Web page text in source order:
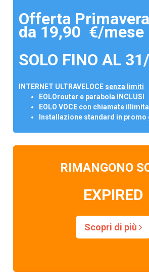
Offerta Primavera
da 19,90 €/mese
SOLO FINO AL
INTERNET ULTRAVELOCE senza limiti
EOLOrouter e parabola INCLUSI
EOLO VOCE con chiamate
Installazione standard in promo
RIMANGONO
EXPIRED
Scopri di più